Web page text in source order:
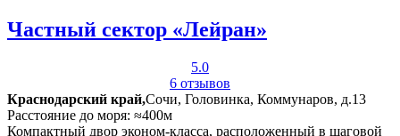
Частный сектор «Лейран»
5.0
6 отзывов
Краснодарский край,Сочи, Головинка, Коммунаров, д.13
Расстояние до моря: ≈400м
Компактный двор эконом-класса, расположенный в шаговой